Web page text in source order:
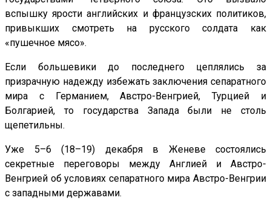
вспышку ярости английских и французских политиков,
привыкших смотреть на русского солдата как
«пушечное мясо».
Если большевики до последнего цеплялись за
призрачную надежду избежать заключения сепаратного
мира с Германием, Австро-Венгрией, Турцией и
Болгарией, то государства Запада были не столь
щепетильны.
Уже 5–6 (18–19) декабря в Женеве состоялись
секретные переговоры между Англией и Австро-
Венгрией об условиях сепаратного мира Австро-Венгрии
с западными державами.